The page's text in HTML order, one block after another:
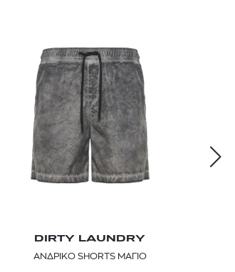
DIRTY LAUNDRY
ΑΝΔΡΙΚΟ SHORTS ΜΑΓΙΟ